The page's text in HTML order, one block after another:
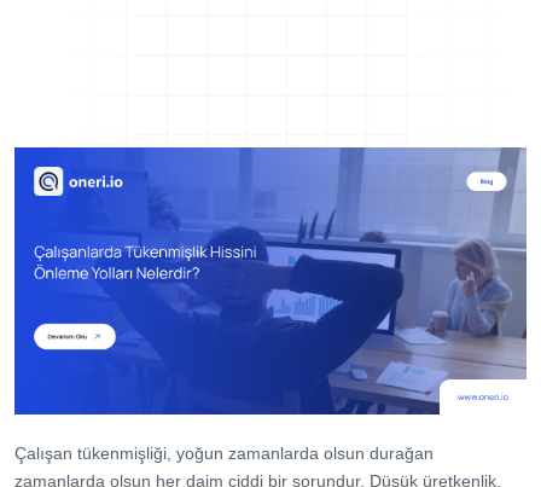
Danışmanlık
Blog
Webinar
E-Kitaplar
Kurumsal
Çalışan tükenmişliği, yoğun zamanlarda olsun durağan
zamanlarda olsun her daim ciddi bir sorundur. Düşük üretkenlik,